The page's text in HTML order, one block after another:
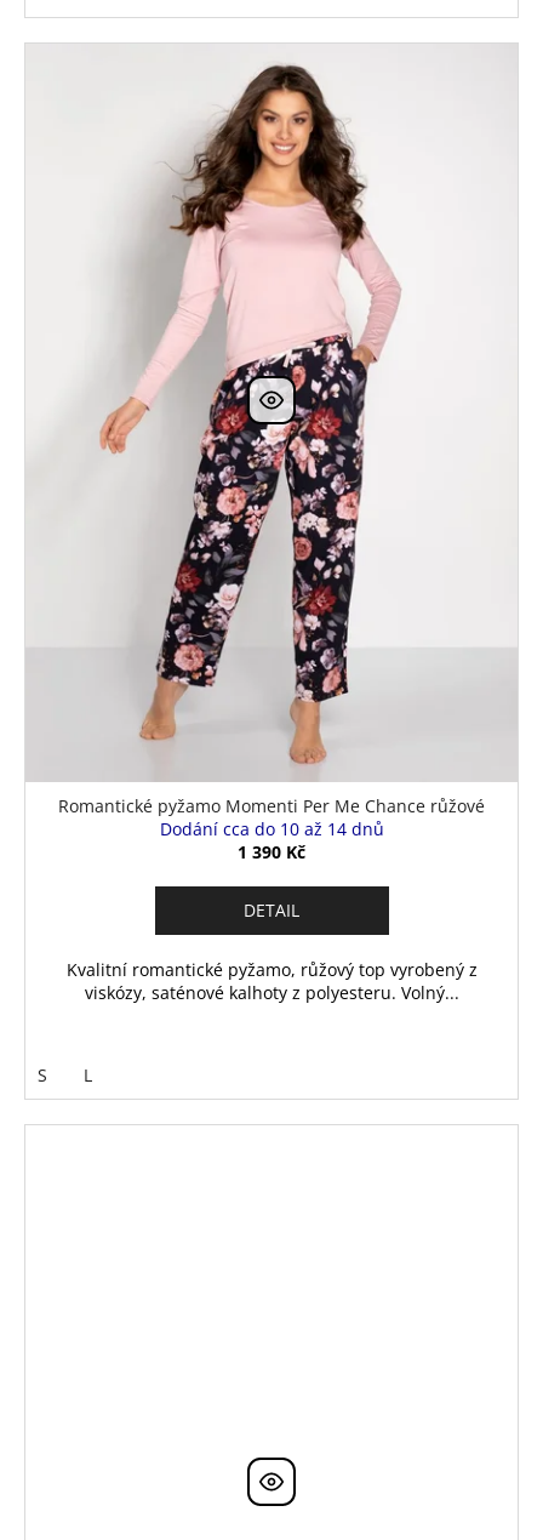
Romantické pyžamo Momenti Per Me Chance růžové
Dodání cca do 10 až 14 dnů
1 390 Kč
DETAIL
Kvalitní romantické pyžamo, růžový top vyrobený z
viskózy, saténové kalhoty z polyesteru. Volný...
S L